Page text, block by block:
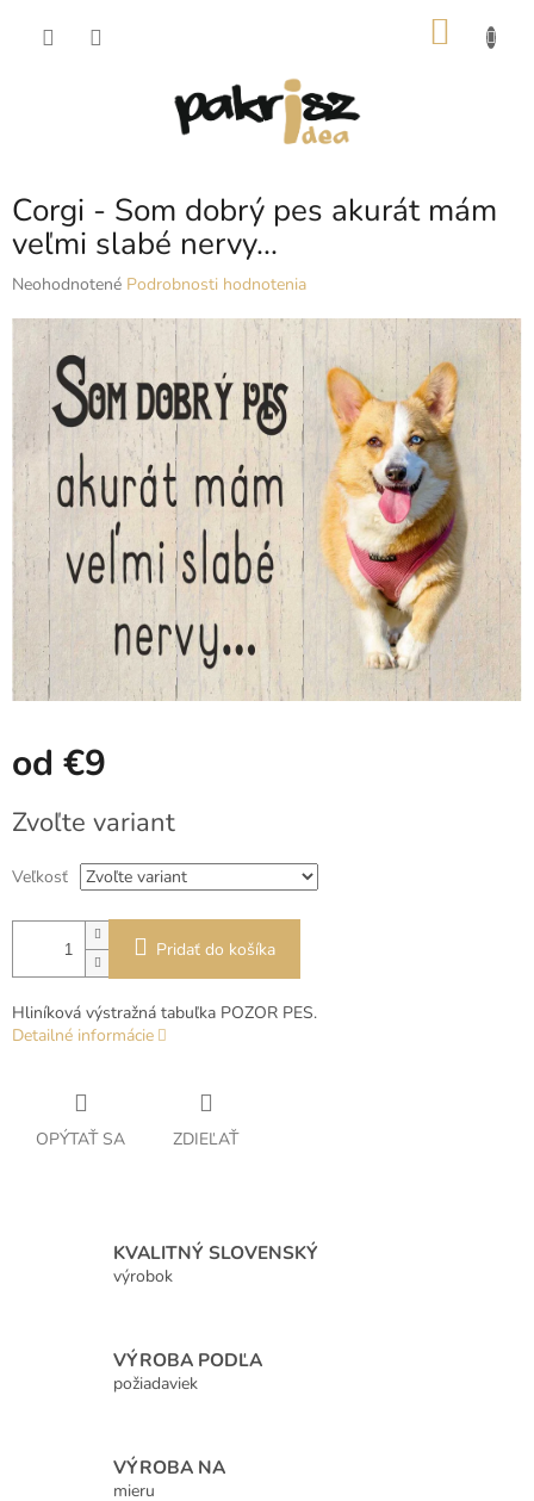
Corgi - Som dobrý pes akurát mám
veľmi slabé nervy...
Priemerné
produktu
hviezdičiek.
Neohodnotené Podrobnosti hodnotenia
od €9
cena:
Zvoľte variant
Veľkosť
Pridať do košíka
Hliníková výstražná tabuľka POZOR PES.
Detailné informácie
OPÝTAŤ SA ZDIEĽAŤ
KVALITNÝ SLOVENSKÝ
výrobok
VÝROBA PODĽA
požiadaviek
VÝROBA NA
mieru